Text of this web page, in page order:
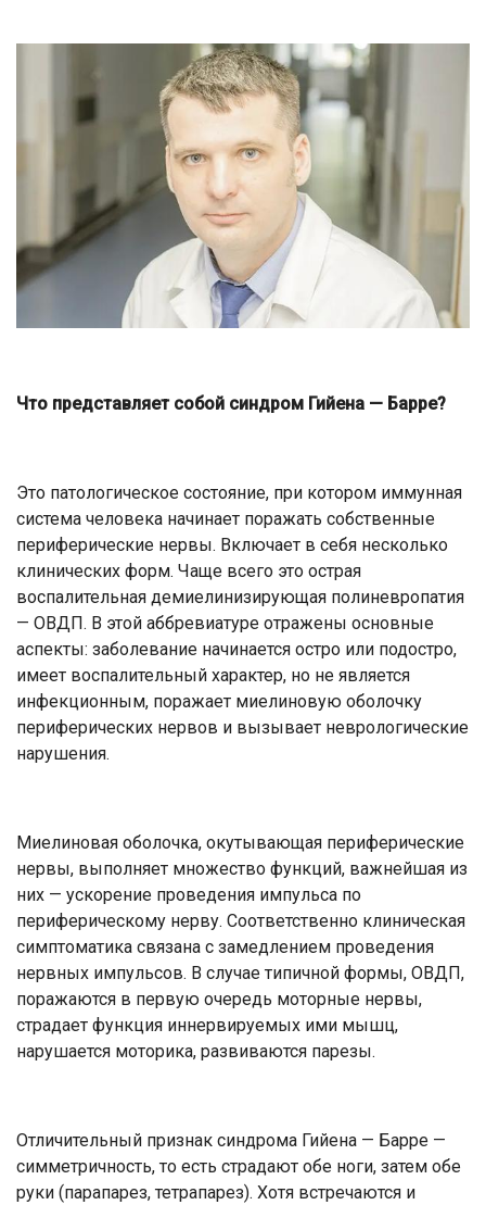
Что представляет собой синдром Гийена — Барре?
Это патологическое состояние, при котором иммунная
система человека начинает поражать собственные
периферические нервы. Включает в себя несколько
клинических форм. Чаще всего это острая
воспалительная демиелинизирующая полиневропатия
— ОВДП. В этой аббревиатуре отражены основные
аспекты: заболевание начинается остро или подостро,
имеет воспалительный характер, но не является
инфекционным, поражает миелиновую оболочку
периферических нервов и вызывает неврологические
нарушения.
Миелиновая оболочка, окутывающая периферические
нервы, выполняет множество функций, важнейшая из
них — ускорение проведения импульса по
периферическому нерву. Соответственно клиническая
симптоматика связана с замедлением проведения
нервных импульсов. В случае типичной формы, ОВДП,
поражаются в первую очередь моторные нервы,
страдает функция иннервируемых ими мышц,
нарушается моторика, развиваются парезы.
Отличительный признак синдрома Гийена — Барре —
симметричность, то есть страдают обе ноги, затем обе
руки (парапарез, тетрапарез). Хотя встречаются и